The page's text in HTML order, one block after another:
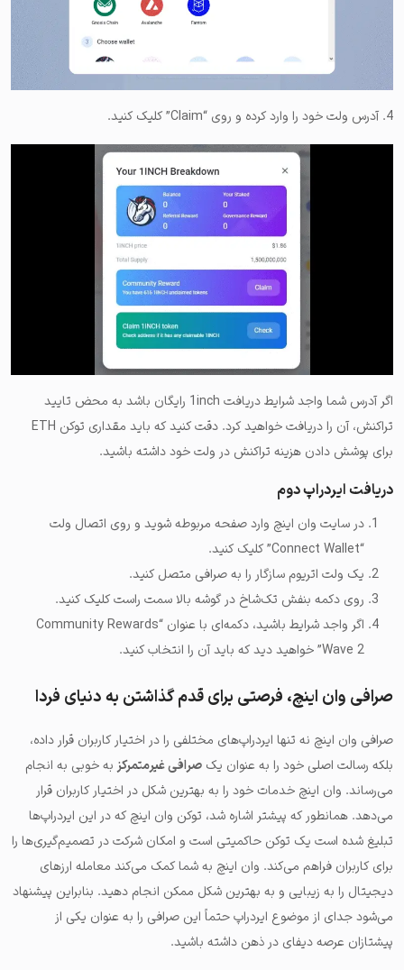
4. آدرس ولت خود را وارد کرده و روی “Claim” کلیک کنید.
اگر آدرس شما واجد شرایط دریافت 1inch رایگان باشد به محض تایید
برای پوشش دادن هزینه تراکنش در ولت خود داشته باشید.
دریافت ایردراپ دوم
در سایت وان اینچ وارد صفحه مربوطه شوید و روی اتصال ولت
“Connect Wallet” کلیک کنید.
یک ولت اتریوم سازگار را به صرافی متصل کنید.
روی دکمه بنفش تک‌شاخ در گوشه بالا سمت راست کلیک کنید.
اگر واجد شرایط باشید، دکمه‌ای با عنوان “Community Rewards
Wave 2” خواهید دید که باید آن را انتخاب کنید.
صرافی وان اینچ، فرصتی برای قدم گذاشتن به دنیای فردا
صرافی وان اینچ نه تنها ایردراپ‌های مختلفی را در اختیار کاربران قرار داده،
بلکه رسالت اصلی خود را به عنوان یک صرافی غیرمتمرکز به خوبی به انجام
می‌رساند. وان اینچ خدمات خود را به بهترین شکل در اختیار کاربران قرار
می‌دهد. همانطور که پیشتر اشاره شد، توکن وان اینچ که در این ایردراپ‌ها
تبلیغ شده است یک توکن حاکمیتی است و امکان شرکت در تصمیم‌گیری‌ها را
برای کاربران فراهم می‌کند. وان اینچ به شما کمک می‌کند معامله ارزهای
دیجیتال را به زیبایی و به بهترین شکل ممکن انجام دهید. بنابراین پیشنهاد
می‌شود جدای از موضوع ایردراپ حتماً این صرافی را به عنوان یکی از
پیشتازان عرصه دیفای در ذهن داشته باشید.